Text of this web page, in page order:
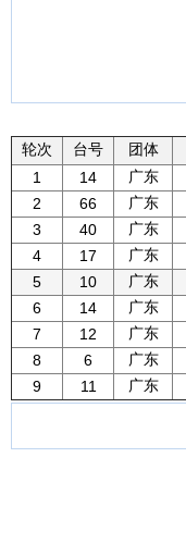
轮次
台号 团体
1
14 广东
2
66 广东
3
40 广东
4
17 广东
5
10 广东
6
14 广东
7
12 广东
8
6 广东
9
11 广东